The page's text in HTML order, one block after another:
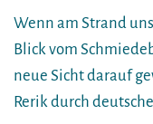
Wenn am Strand
Blick vom
neue Sicht darauf
Rerik durch